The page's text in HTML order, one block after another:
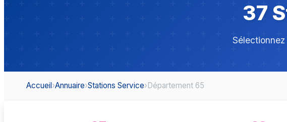
37
Accueil›Annuaire›Stations Service›Département 65